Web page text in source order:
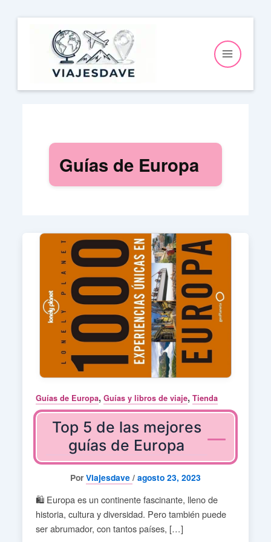
contenido
Guías de Europa
Guías de Europa, Guías y libros de viaje, Tienda
Top 5 de las mejores
guías de Europa
Por Viajesdave / agosto 23, 2023
🛍️ Europa es un continente fascinante, lleno de
historia, cultura y diversidad. Pero también puede
ser abrumador, con tantos países, […]